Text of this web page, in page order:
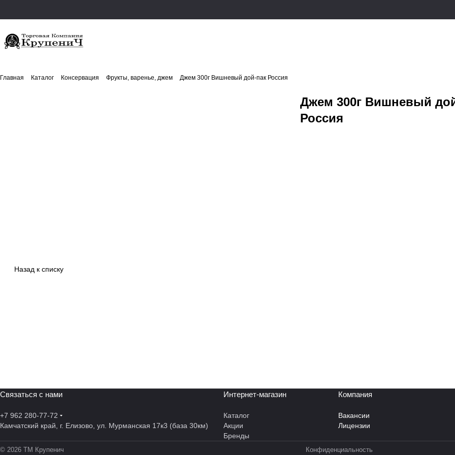
Главная Каталог Консервация Фрукты, варенье, джем Джем 300г Вишневый дой-пак Россия
Джем 300г Вишневый
Россия
Назад к списку
Связаться с нами
+7 962 280-77-72
Камчатский край, г. Елизово, ул. Мурманская 17к3 (база 30км)
Интернет-магазин
Каталог
Акции
Бренды
Компания
Вакансии
Лицензии
© 2026 ТМ Крупенич Конфиденциальность